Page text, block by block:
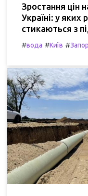
Зростання цін
Україні: у яких
стикаються з
#вода #Київ #